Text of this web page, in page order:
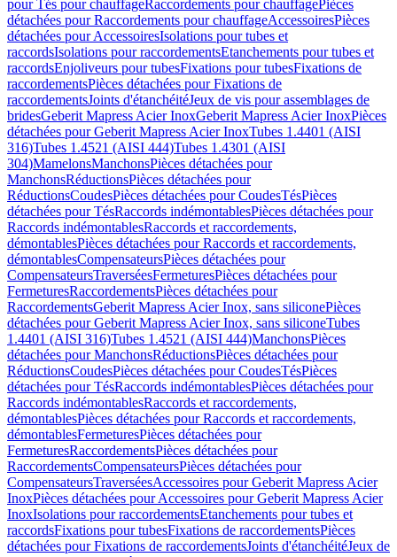
pour Tés pour chauffageRaccordements pour chauffagePièces
détachées pour Raccordements pour chauffageAccessoiresPièces
détachées pour AccessoiresIsolations pour tubes et
raccordsIsolations pour raccordementsEtanchements pour tubes et
raccordsEnjoliveurs pour tubesFixations pour tubesFixations de
raccordementsPièces détachées pour Fixations de
raccordementsJoints d'étanchéitéJeux de vis pour assemblages de
bridesGeberit Mapress Acier InoxGeberit Mapress Acier InoxPièces
détachées pour Geberit Mapress Acier InoxTubes 1.4401 (AISI
316)Tubes 1.4521 (AISI 444)Tubes 1.4301 (AISI
304)MamelonsManchonsPièces détachées pour
ManchonsRéductionsPièces détachées pour
RéductionsCoudesPièces détachées pour CoudesTésPièces
détachées pour TésRaccords indémontablesPièces détachées pour
Raccords indémontablesRaccords et raccordements,
démontablesPièces détachées pour Raccords et raccordements,
démontablesCompensateursPièces détachées pour
CompensateursTraverséesFermeturesPièces détachées pour
FermeturesRaccordementsPièces détachées pour
RaccordementsGeberit Mapress Acier Inox, sans siliconePièces
détachées pour Geberit Mapress Acier Inox, sans siliconeTubes
1.4401 (AISI 316)Tubes 1.4521 (AISI 444)ManchonsPièces
détachées pour ManchonsRéductionsPièces détachées pour
RéductionsCoudesPièces détachées pour CoudesTésPièces
détachées pour TésRaccords indémontablesPièces détachées pour
Raccords indémontablesRaccords et raccordements,
démontablesPièces détachées pour Raccords et raccordements,
démontablesFermeturesPièces détachées pour
FermeturesRaccordementsPièces détachées pour
RaccordementsCompensateursPièces détachées pour
CompensateursTraverséesAccessoires pour Geberit Mapress Acier
InoxPièces détachées pour Accessoires pour Geberit Mapress Acier
InoxIsolations pour raccordementsEtanchements pour tubes et
raccordsFixations pour tubesFixations de raccordementsPièces
détachées pour Fixations de raccordementsJoints d'étanchéitéJeux de